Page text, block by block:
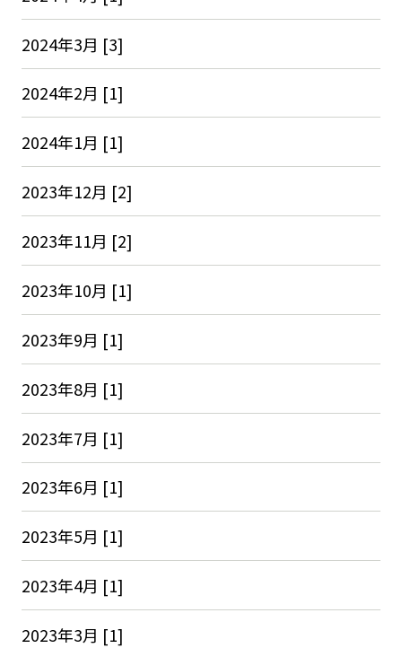
2024年3月 [3]
2024年2月 [1]
2024年1月 [1]
2023年12月 [2]
2023年11月 [2]
2023年10月 [1]
2023年9月 [1]
2023年8月 [1]
2023年7月 [1]
2023年6月 [1]
2023年5月 [1]
2023年4月 [1]
2023年3月 [1]